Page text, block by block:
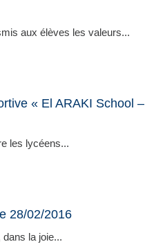
aux élèves les valeurs...
« El ARAKI School –
les lycéens...
28/02/2016
la joie...